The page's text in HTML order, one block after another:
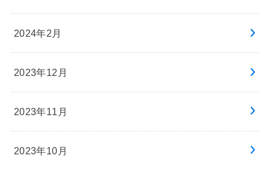
2024年2月
2023年12月
2023年11月
2023年10月